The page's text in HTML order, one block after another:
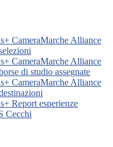
CameraMarche Alliance
CameraMarche Alliance
di studio assegnate
CameraMarche Alliance
Report esperienze
Cecchi